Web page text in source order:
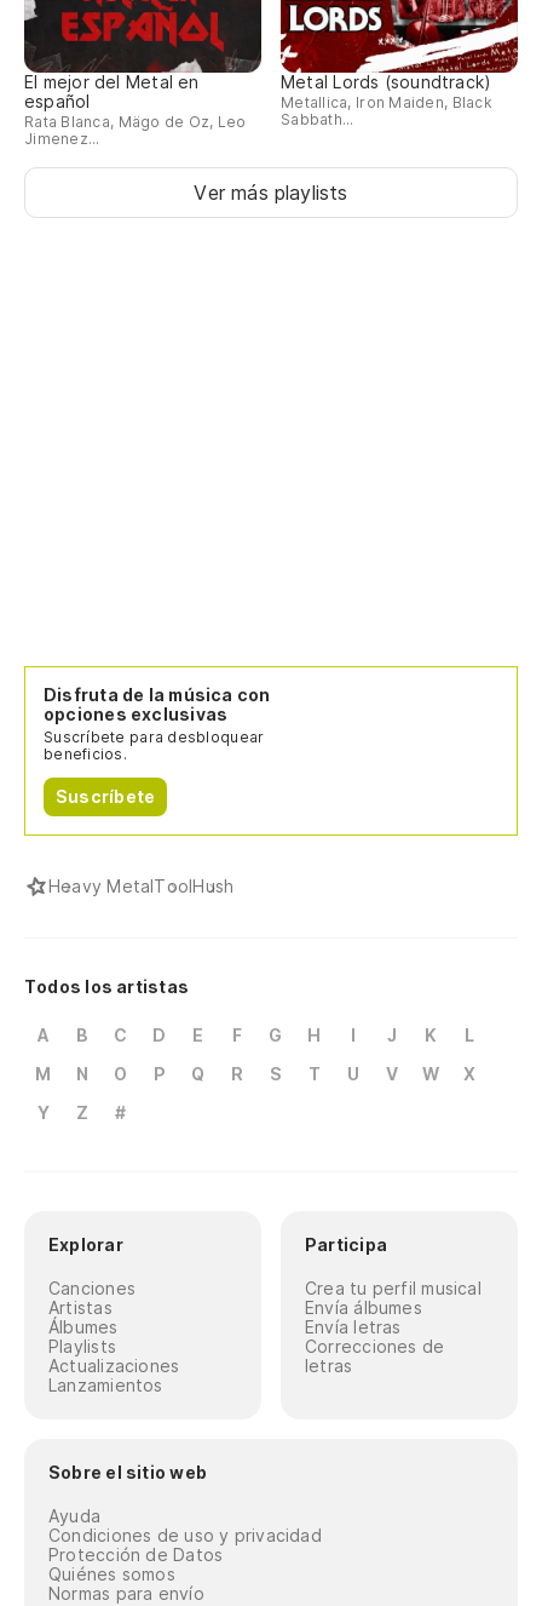
El mejor del Metal en
español
Rata Blanca, Mägo de Oz, Leo
Jimenez...
Metal Lords (soundtrack)
Metallica, Iron Maiden, Black
Sabbath...
Ver más playlists
Disfruta de la música con
opciones exclusivas
Suscríbete para desbloquear
beneficios.
Suscríbete
Heavy MetalToolHush
Todos los artistas
A B C D E F G H I J K
L
M
N O P Q R S T U V W
X
Y
Z #
Explorar
Canciones
Artistas
Álbumes
Playlists
Actualizaciones
Lanzamientos
Participa
Crea tu perfil musical
Envía álbumes
Envía letras
Correcciones de
letras
Sobre el sitio web
Ayuda
Condiciones de uso y privacidad
Protección de Datos
Quiénes somos
Normas para envío